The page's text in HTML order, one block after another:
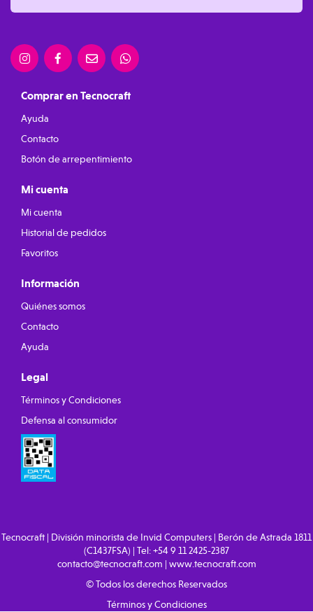
Comprar en Tecnocraft
Ayuda
Contacto
Botón de arrepentimiento
Mi cuenta
Mi cuenta
Historial de pedidos
Favoritos
Información
Quiénes somos
Contacto
Ayuda
Legal
Términos y Condiciones
Defensa al consumidor
Tecnocraft | División minorista de Invid Computers | Berón de Astrada 1811
(C1437FSA) | Tel:+54 9 11 2425-2387
contacto@tecnocraft.com | www.tecnocraft.com
© Todos los derechos Reservados
Términos y Condiciones